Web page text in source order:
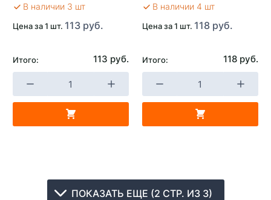
В наличии 3 шт
Цена за 1 шт. 113 руб.
Итого: 113 руб.
В наличии 4 шт
Цена за 1 шт. 118 руб.
Итого: 118 руб.
ПОКАЗАТЬ ЕЩЕ (2 СТР. ИЗ 3)